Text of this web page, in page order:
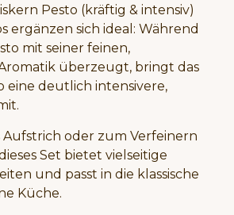
Pesto (kräftig & intensiv)
ergänzen sich ideal: Während
mit seiner feinen,
überzeugt, bringt das
eine deutlich intensivere,
Aufstrich oder zum Verfeinern
Set bietet vielseitige
und passt in die klassische
Küche.